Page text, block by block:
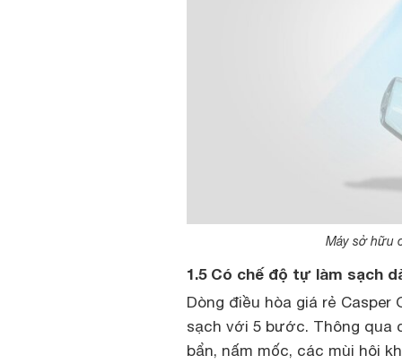
Máy sở hữu
1.5 Có chế độ tự làm sạch
Dòng điều hòa giá rẻ
sạch với 5 bước. Thông qua
bẩn, nấm mốc, các mùi hôi